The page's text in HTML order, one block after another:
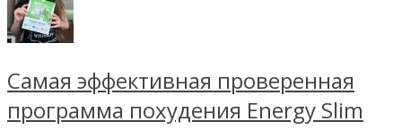
Самая эффективная проверенная
программа похудения Energy Slim